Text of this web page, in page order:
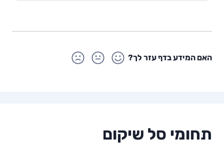
האם המידע בדף עזר לך?
תחומי סל שיקום